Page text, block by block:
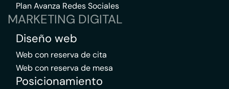
Plan Avanza Redes Sociales
MARKETING DIGITAL
Diseño web
Web con reserva de cita
Web con reserva de mesa
Posicionamiento